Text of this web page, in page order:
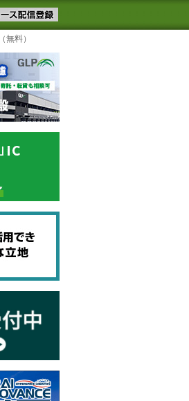
流ニュースメール配信を登録す
テーマ
無料）